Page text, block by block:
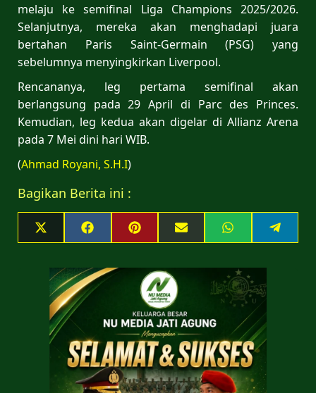
melaju ke semifinal Liga Champions 2025/2026.
Selanjutnya, mereka akan menghadapi juara
bertahan Paris Saint-Germain (PSG) yang
sebelumnya menyingkirkan Liverpool.
Rencananya, leg pertama semifinal akan
berlangsung pada 29 April di Parc des Princes.
Kemudian, leg kedua akan digelar di Allianz Arena
pada 7 Mei dini hari WIB.
(Ahmad Royani, S.H.I)
Bagikan Berita ini :